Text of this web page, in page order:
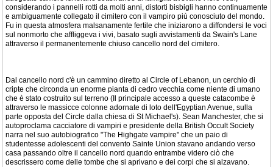
considerando i pannelli rotti da molti anni, distorti bisbigli hanno continuamente
e ambiguamente collegato il cimitero con il vampiro più conosciuto del mondo.
Fu in questa atmosfera malsanamente fertile che iniziarono a diffondersi le voci
sul nonmorto che affliggeva i vivi, basato sugli avvistamenti da Swain's Lane
attraverso il permanentemente chiuso cancello nord del cimitero.
Dal cancello nord c'è un cammino diretto al Circle of Lebanon, un cerchio di
cripte che circonda un enorme pianta di cedro vecchia come niente di umano
che è stato costruito sul terreno (Il principale accesso a queste catacombe è
attraverso le massicce colonne adornate di loto dell'Egyptian Avenue, sulla
parte opposta del Circle dalla chiesa di St Michael's). Sean Manchester, che si
autoproclama cacciatore di vampiri e presidente della British Occult Society
narra nel suo autobiografico "The Highgate vampire" che un paio di
studentesse adolescenti del convento Sainte Union stavano andando verso
casa passando oltre il cancello nord quando entrambe videro ciò che
descrissero come delle tombe che si aprivano e dei corpi che si alzavano.